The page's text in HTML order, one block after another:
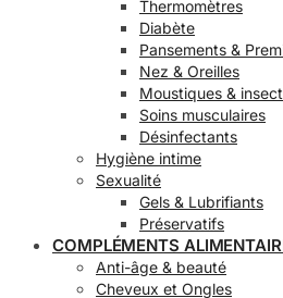
Thermomètres
Diabète
Pansements &
Nez & Oreilles
Moustiques &
Soins musculaires
Désinfectants
Hygiène intime
Sexualité
Gels & Lubrifiants
Préservatifs
COMPLÉMENTS
Anti-âge & beauté
Cheveux et Ongles